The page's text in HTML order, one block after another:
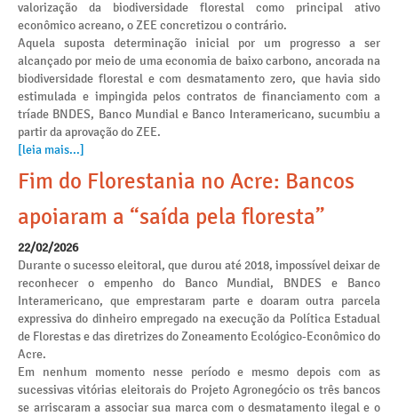
valorização da biodiversidade florestal como principal ativo
econômico acreano, o ZEE concretizou o contrário.
Aquela suposta determinação inicial por um progresso a ser
alcançado por meio de uma economia de baixo carbono, ancorada na
biodiversidade florestal e com desmatamento zero, que havia sido
estimulada e impingida pelos contratos de financiamento com a
tríade BNDES, Banco Mundial e Banco Interamericano, sucumbiu a
partir da aprovação do ZEE.
[leia mais...]
Fim do Florestania no Acre: Bancos
apoiaram a “saída pela floresta”
22/02/2026
Durante o sucesso eleitoral, que durou até 2018, impossível deixar de
reconhecer o empenho do Banco Mundial, BNDES e Banco
Interamericano, que emprestaram parte e doaram outra parcela
expressiva do dinheiro empregado na execução da Política Estadual
de Florestas e das diretrizes do Zoneamento Ecológico-Econômico do
Acre.
Em nenhum momento nesse período e mesmo depois com as
sucessivas vitórias eleitorais do Projeto Agronegócio os três bancos
se arriscaram a associar sua marca com o desmatamento ilegal e o